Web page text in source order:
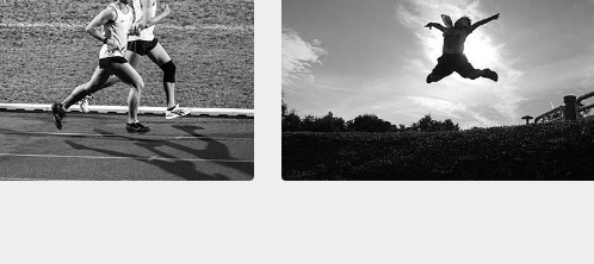
and then,
他在該賽季
後，在 2008
These are